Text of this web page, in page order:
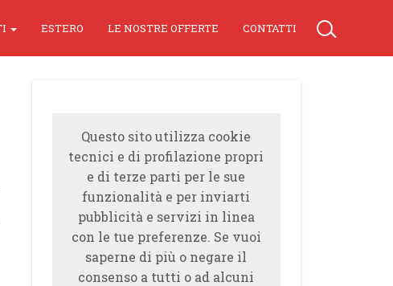
ESTERO LE NOSTRE OFFERTE CONTATTI
Questo sito utilizza cookie
tecnici e di profilazione propri
e di terze parti per le sue
funzionalità e per inviarti
pubblicità e servizi in linea
con le tue preferenze. Se vuoi
saperne di più o negare il
consenso a tutti o ad alcuni